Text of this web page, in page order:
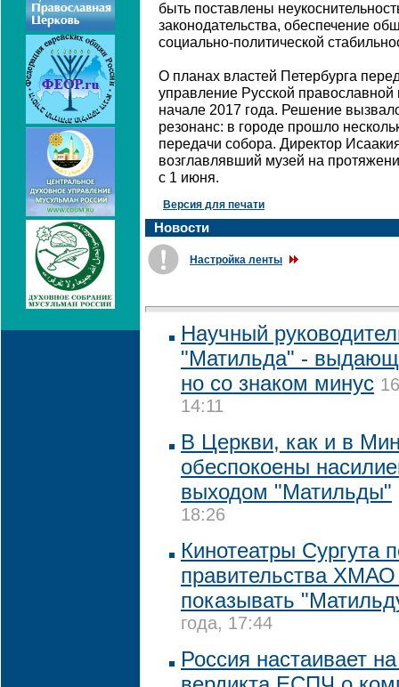
быть поставлены
законодательства, обеспечение
социально-политической
О планах властей Петербурга
управление Русской православной
начале 2017 года. Решение
резонанс: в городе прошло
передачи собора. Директор
возглавлявший музей на
с 1 июня.
Версия для печати
Новости
Настройка ленты
Научный
"Матильда" -
но со знаком минус
14:11
В Церкви, как и в
обеспокоены
выходом "Матильды"
18:26
Кинотеатры Сургута
правительства
показывать
года, 17:44
Россия настаивает